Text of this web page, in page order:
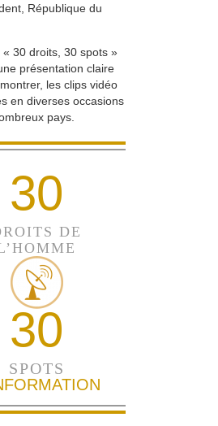
République du
« 30 droits, 30 spots »
présentation claire
les clips vidéo
en diverses occasions
pays.
30
DE
30
SPOTS